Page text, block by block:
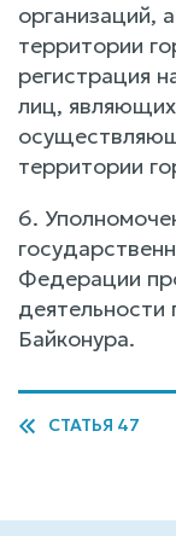
организаций,
территории
регистрация
лиц,
территории
6.
Федерации
Байконура.
СТАТЬЯ 47